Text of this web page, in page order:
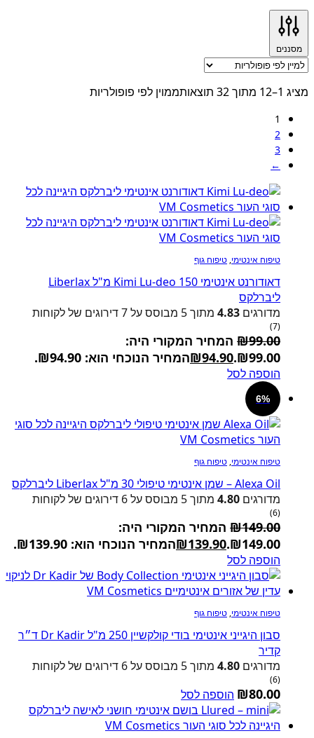
מסננים
מציג 1–12 מתוך 32 תוצאות ממוין לפי פופולריות
1
2
3
←
טיפוח אינטימי, טיפוח גוף
דאודורנט אינטימי Kimi Lu-deo 150 מ"ל Liberlax
ליברלקס
מדורגים 4.83 מתוך 5 מבוסס על 7דירוגים של לקוחות
(7)
₪99.00
המחיר המקורי היה:
₪99.00.
₪94.90 המחיר הנוכחי הוא: ₪94.90.
הוספה לסל
6%
טיפוח אינטימי, טיפוח גוף
Alexa Oil – שמן אינטימי טיפולי 30 מ"ל Liberlax ליברלקס
מדורגים 4.80 מתוך 5 מבוסס על 6 דירוגים של לקוחות
(6)
₪149.00
המחיר המקורי היה:
₪149.00.
₪139.90 המחיר הנוכחי הוא: ₪139.90.
הוספה לסל
טיפוח אינטימי, טיפוח גוף
סבון היגייני אינטימי בודי קולקשיין 250 מ"ל Dr Kadir ד״ר
קדיר
מדורגים 4.80 מתוך 5 מבוסס על 6 דירוגים של לקוחות
(6)
₪80.00 הוספה לסל